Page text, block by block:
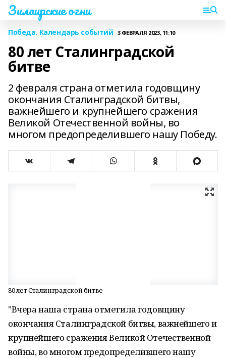
Зилаирские огни
Победа. Календарь событий 3 ФЕВРАЛЯ 2023, 11:10
80 лет Сталинградской
битве
2 февраля страна отметила годовщину
окончания Сталинградской битвы,
важнейшего и крупнейшего сражения
Великой Отечественной войны, во
многом предопределившего нашу Победу.
80 лет Сталинградской битве
"Вчера наша страна отметила годовщину
окончания Сталинградской битвы, важнейшего и
крупнейшего сражения Великой Отечественной
войны, во многом предопределившего нашу